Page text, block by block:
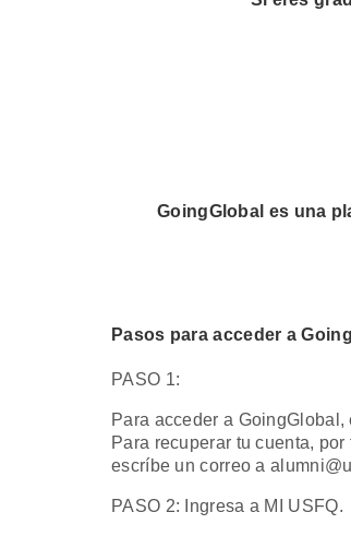
GoingGlobal es una
Pasos para acceder a
PASO 1:
Para acceder a
Para recuperar tu cuenta,
escríbe un correo a
PASO 2: Ingresa a MI USFQ.